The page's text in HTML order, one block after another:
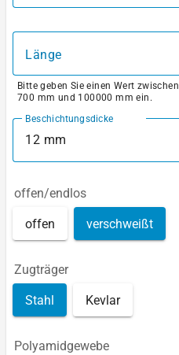
Länge
Bitte geben Sie einen Wert zwischen
700 mm und 100000 mm ein.
Beschichtungsdicke
12 mm
offen/endlos
offen verschweißt
Zugträger
Stahl Kevlar
Polyamidgewebe